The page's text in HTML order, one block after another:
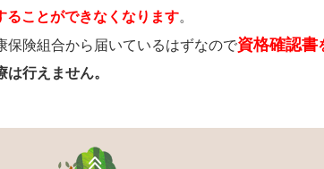
ることができなくなります。
保険組合から届いているはずなので資格確認書
行えません。